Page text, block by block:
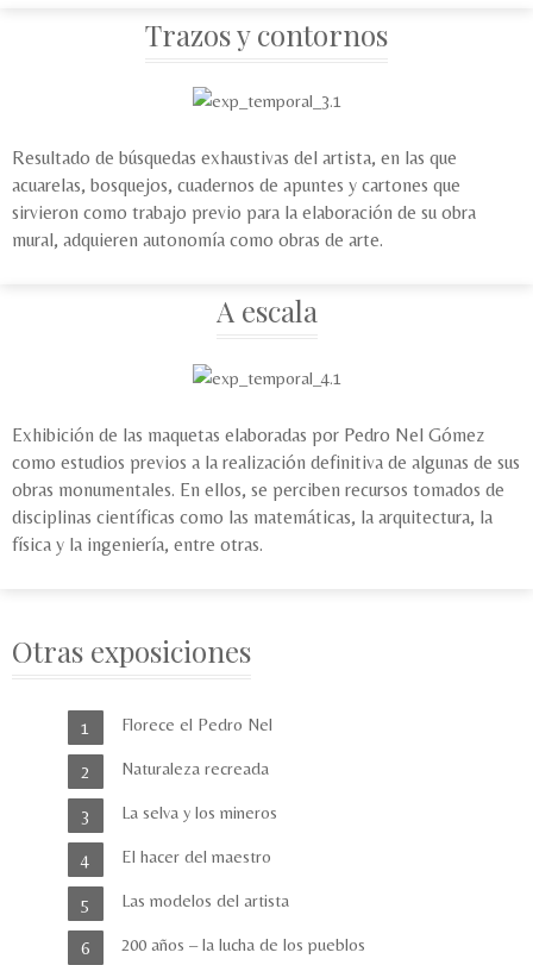
Trazos y contornos
Resultado de búsquedas exhaustivas del artista, en las que
acuarelas, bosquejos, cuadernos de apuntes y cartones que
sirvieron como trabajo previo para la elaboración de su obra
mural, adquieren autonomía como obras de arte.
A escala
Exhibición de las maquetas elaboradas por Pedro Nel Gómez
como estudios previos a la realización definitiva de algunas de sus
obras monumentales. En ellos, se perciben recursos tomados de
disciplinas científicas como las matemáticas, la arquitectura, la
física y la ingeniería, entre otras.
Otras exposiciones
Florece el Pedro Nel
Naturaleza recreada
La selva y los mineros
El hacer del maestro
Las modelos del artista
200 años – la lucha de los pueblos